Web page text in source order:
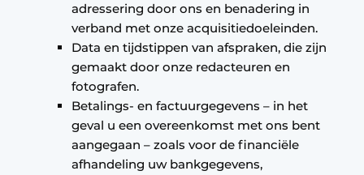
adressering door ons en benadering in
verband met onze acquisitiedoeleinden.
Data en tijdstippen van afspraken, die zijn
gemaakt door onze redacteuren en
fotografen.
Betalings- en factuurgegevens – in het
geval u een overeenkomst met ons bent
aangegaan – zoals voor de financiële
afhandeling uw bankgegevens,